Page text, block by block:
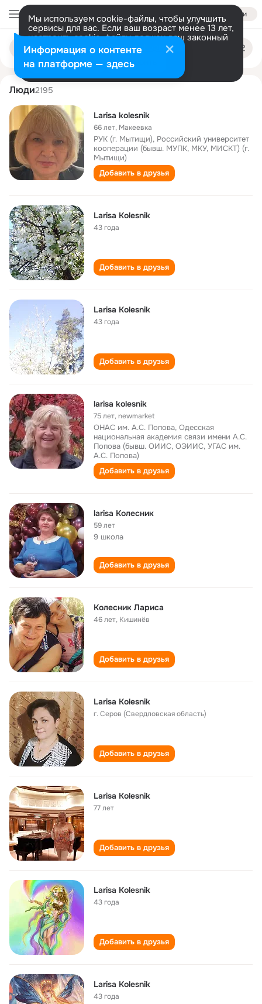
Войти
Мы используем cookie-файлы, чтобы улучшить
сервисы для вас. Если ваш возраст менее 13 лет,
настроить cookie-файлы должен ваш законный
представитель. Больше информации
Разрешить все Настроить
Поиск
людям
larisa kolesnik
Люди2195
Larisa kolesnik
66 лет, Макеевка
РУК (г. Мытищи), Российский университет
кооперации (бывш. МУПК, МКУ, МИСКТ) (г.
Мытищи)
Добавить в друзья
Larisa Kolesnik
43 года
Добавить в друзья
Larisa Kolesnik
43 года
Добавить в друзья
larisa kolesnik
75 лет,newmarket
ОНАС им. А.С. Попова, Одесская
национальная академия связи имени А.С.
Попова (бывш. ОИИС, ОЭИИС, УГАС им.
А.С. Попова)
Добавить в друзья
larisa Колесник
59 лет
9 школа
Добавить в друзья
Колесник Лариса
46 лет, Кишинёв
Добавить в друзья
Larisa Kolesnik
г. Серов (Свердловская область)
Добавить в друзья
Larisa Kolesnik
77 лет
Добавить в друзья
Larisa Kolesnik
43 года
Добавить в друзья
Larisa Kolesnik
43 года
Информация о контенте
на платформе — здесь